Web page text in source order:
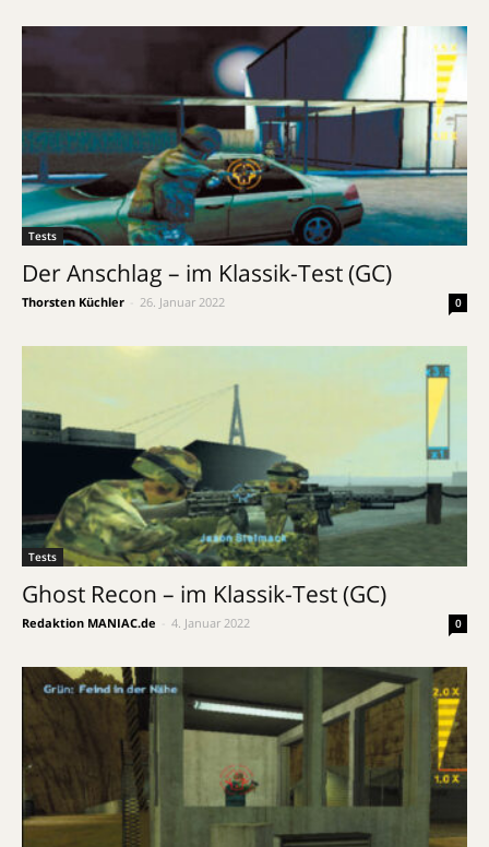
Tests
Der Anschlag – im Klassik-Test (GC)
Thorsten Küchler 26. Januar 2022 0
Tests
Ghost Recon – im Klassik-Test (GC)
Redaktion MANIAC.de 4. Januar 2022 0